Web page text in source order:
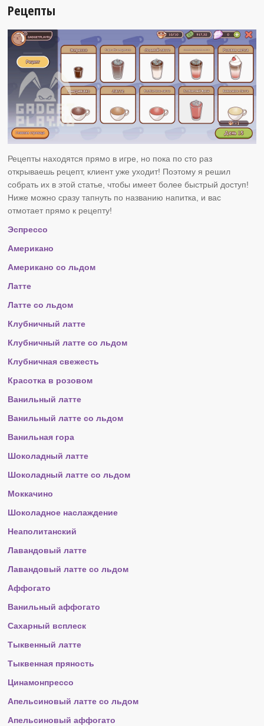
Рецепты
Рецепты находятся прямо в игре, но пока по сто раз
открываешь рецепт, клиент уже уходит! Поэтому я решил
собрать их в этой статье, чтобы имеет более быстрый доступ!
Ниже можно сразу тапнуть по названию напитка, и вас
отмотает прямо к рецепту!
Эспрессо
Американо
Американо со льдом
Латте
Латте со льдом
Клубничный латте
Клубничный латте со льдом
Клубничная свежесть
Красотка в розовом
Ванильный латте
Ванильный латте со льдом
Ванильная гора
Шоколадный латте
Шоколадный латте со льдом
Моккачино
Шоколадное наслаждение
Неаполитанский
Лавандовый латте
Лавандовый латте со льдом
Аффогато
Ванильный аффогато
Сахарный всплеск
Тыквенный латте
Тыквенная пряность
Цинамонпрессо
Апельсиновый латте со льдом
Апельсиновый аффогато